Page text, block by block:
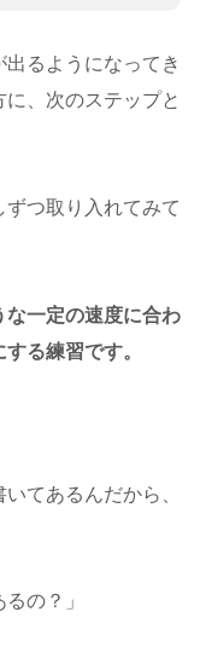
るようになってき
、次のステップと
つ取り入れてみて
な一定の速度に合わ
る練習です。
てあるんだから、
の？」